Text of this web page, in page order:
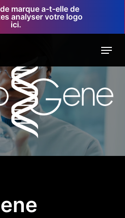
marque a-t-elle de
analyser votre logo
ici.
Menu